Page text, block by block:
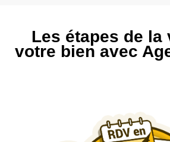
Les étapes de la
votre bien avec